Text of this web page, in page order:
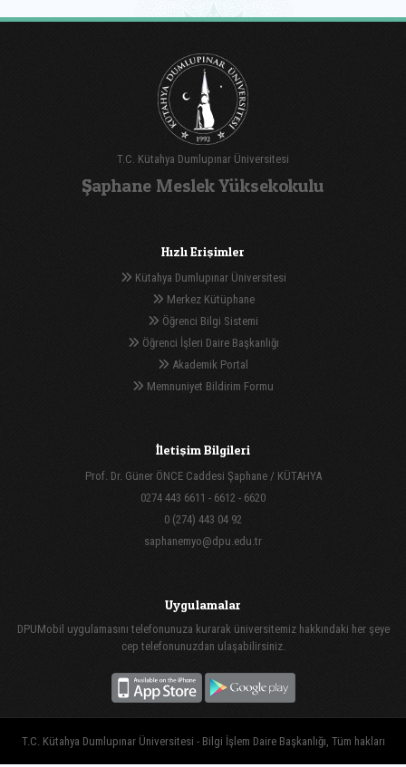
T.C. Kütahya Dumlupınar Üniversitesi
Şaphane Meslek Yüksekokulu
Hızlı Erişimler
Kütahya Dumlupınar Üniversitesi
Merkez Kütüphane
Öğrenci Bilgi Sistemi
Öğrenci İşleri Daire Başkanlığı
Akademik Portal
Memnuniyet Bildirim Formu
İletişim Bilgileri
Prof. Dr. Güner ÖNCE Caddesi Şaphane / KÜTAHYA
0274 443 6611 - 6612 - 6620
0 (274) 443 04 92
saphanemyo@dpu.edu.tr
Uygulamalar
DPUMobil uygulamasını telefonunuza kurarak üniversitemiz hakkındaki her şeye
cep telefonunuzdan ulaşabilirsiniz.
T.C. Kütahya Dumlupınar Üniversitesi - Bilgi İşlem Daire Başkanlığı, Tüm hakları